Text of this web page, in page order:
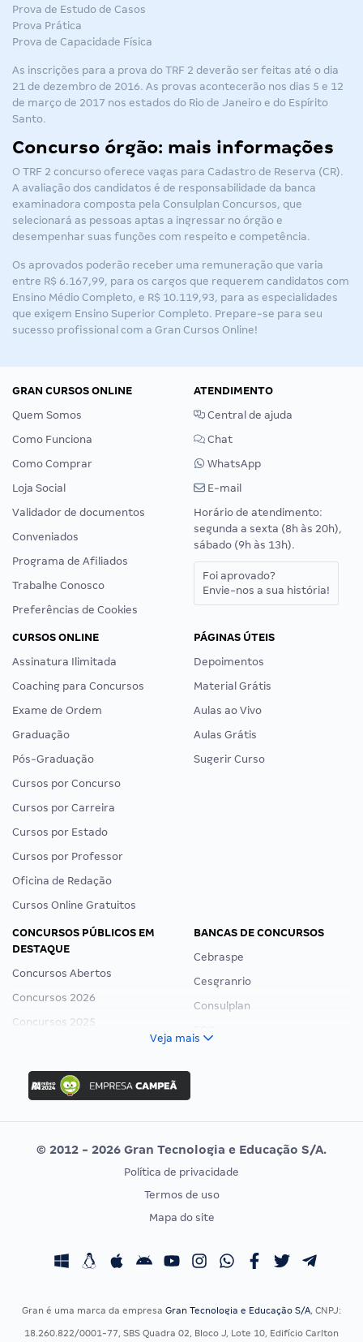
Prova de Estudo de Casos
Prova Prática
Prova de Capacidade Física
As inscrições para a prova do TRF 2 deverão ser feitas até o dia
21 de dezembro de 2016. As provas acontecerão nos dias 5 e 12
de março de 2017 nos estados do Rio de Janeiro e do Espírito
Santo.
Concurso órgão: mais informações
O TRF 2 concurso oferece vagas para Cadastro de Reserva (CR).
A avaliação dos candidatos é de responsabilidade da banca
examinadora composta pela Consulplan Concursos, que
selecionará as pessoas aptas a ingressar no órgão e
desempenhar suas funções com respeito e competência.
Os aprovados poderão receber uma remuneração que varia
entre R$ 6.167,99, para os cargos que requerem candidatos com
Ensino Médio Completo, e R$ 10.119,93, para as especialidades
que exigem Ensino Superior Completo. Prepare-se para seu
sucesso profissional com a Gran Cursos Online!
GRAN CURSOS ONLINE
Quem Somos
Como Funciona
Como Comprar
Loja Social
Validador de documentos
Conveniados
Programa de Afiliados
Trabalhe Conosco
Preferências de Cookies
ATENDIMENTO
Central de ajuda
Chat
WhatsApp
E-mail
Horário de atendimento:
segunda a sexta (8h às 20h),
sábado (9h às 13h).
Foi aprovado?
Envie-nos a sua história!
CURSOS ONLINE
Assinatura Ilimitada
Coaching para Concursos
Exame de Ordem
Graduação
Pós-Graduação
Cursos por Concurso
Cursos por Carreira
Cursos por Estado
Cursos por Professor
Oficina de Redação
Cursos Online Gratuitos
PÁGINAS ÚTEIS
Depoimentos
Material Grátis
Aulas ao Vivo
Aulas Grátis
Sugerir Curso
CONCURSOS PÚBLICOS EM
DESTAQUE
Concursos Abertos
Concursos 2026
Concursos 2025
Concurso Ibama
Concurso MPU
Editais publicados
BANCAS DE CONCURSOS
Cebraspe
Cesgranrio
Consulplan
Vunesp
CONCURSOS POR PROFISSÃO
Concursos Fiscais
EXAME DE ORDEM
Calendário OAB
Veja mais
© 2012 - 2026 Gran Tecnologia e Educação S/A.
Política de privacidade
Termos de uso
Mapa do site
Gran é uma marca da empresa Gran Tecnologia e Educação S/A, CNPJ:
18.260.822/0001-77, SBS Quadra 02, Bloco J, Lote 10, Edifício Carlton